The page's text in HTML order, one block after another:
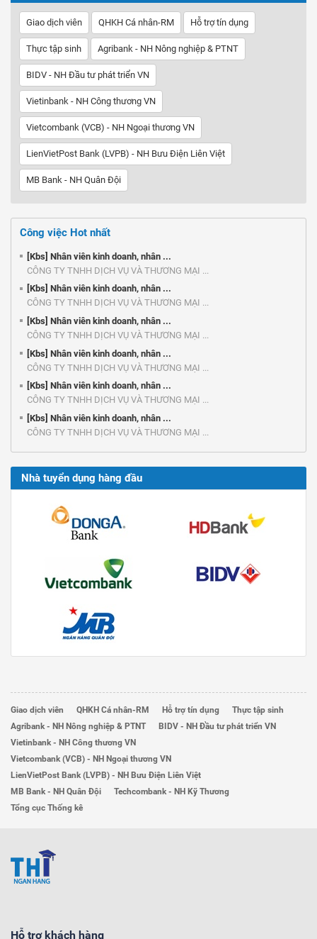
Giao dịch viên QHKH Cá nhân-RM Hỗ trợ tín dụng
Thực tập sinh Agribank - NH Nông nghiệp & PTNT
BIDV - NH Đầu tư phát triển VN
Vietinbank - NH Công thương VN
Vietcombank (VCB) - NH Ngoại thương VN
LienVietPost Bank (LVPB) - NH Bưu Điện Liên Việt
MB Bank - NH Quân Đội
Công việc Hot nhất
[Kbs] Nhân viên kinh doanh, nhân ...
CÔNG TY TNHH DỊCH VỤ VÀ THƯƠNG MẠI ...
[Kbs] Nhân viên kinh doanh, nhân ...
CÔNG TY TNHH DỊCH VỤ VÀ THƯƠNG MẠI ...
[Kbs] Nhân viên kinh doanh, nhân ...
CÔNG TY TNHH DỊCH VỤ VÀ THƯƠNG MẠI ...
[Kbs] Nhân viên kinh doanh, nhân ...
CÔNG TY TNHH DỊCH VỤ VÀ THƯƠNG MẠI ...
[Kbs] Nhân viên kinh doanh, nhân ...
CÔNG TY TNHH DỊCH VỤ VÀ THƯƠNG MẠI ...
[Kbs] Nhân viên kinh doanh, nhân ...
CÔNG TY TNHH DỊCH VỤ VÀ THƯƠNG MẠI ...
Nhà tuyển dụng hàng đầu
Giao dịch viên QHKH Cá nhân-RM Hỗ trợ tín dụng
Thực tập sinh
Agribank - NH Nông nghiệp & PTNT
BIDV - NH Đầu tư phát triển VN
Vietinbank - NH Công thương VN
Vietcombank (VCB) - NH Ngoại thương VN
LienVietPost Bank (LVPB) - NH Bưu Điện Liên Việt
MB Bank - NH Quân Đội
Techcombank - NH Kỹ Thương
Tổng cục Thống kê
Hỗ trợ khách hàng